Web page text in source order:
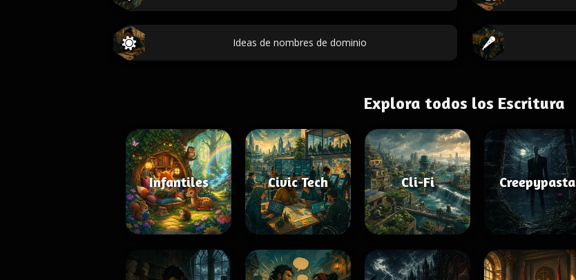
Ideas de nombres de dominio
Explora todos los Escritura
Infantiles Civic Tech Cli-Fi Creepypasta